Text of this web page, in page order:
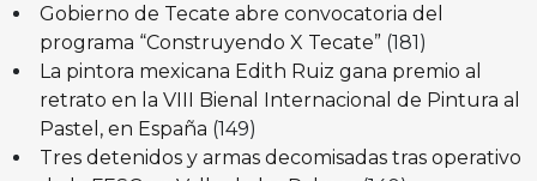
Gobierno de Tecate abre convocatoria del
programa “Construyendo X Tecate” (181)
La pintora mexicana Edith Ruiz gana premio al
retrato en la VIII Bienal Internacional de Pintura al
Pastel, en España (149)
Tres detenidos y armas decomisadas tras operativo